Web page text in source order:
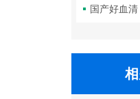
国产好血